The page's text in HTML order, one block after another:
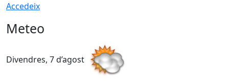
Accedeix
Meteo
Divendres, 7 d’agost